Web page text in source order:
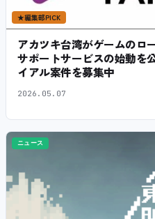
★編集部PICK
アカツキ台湾がゲームのロ
サポートサービスの始動を
イアル案件を募集中
2026.05.07
ニュース